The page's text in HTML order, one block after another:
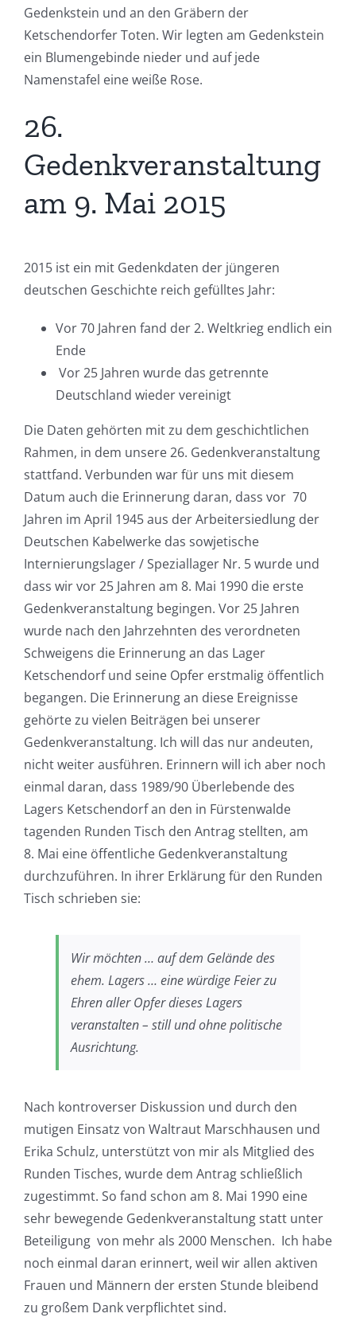
Gedenkstein und an den Gräbern der
Ketschendorfer Toten. Wir legten am Gedenkstein
ein Blumengebinde nieder und auf jede
Namenstafel eine weiße Rose.
26.
Gedenkveranstaltung
am 9. Mai 2015
2015 ist ein mit Gedenkdaten der jüngeren
deutschen Geschichte reich gefülltes Jahr:
Vor 70 Jahren fand der 2. Weltkrieg endlich ein
Ende
Vor 25 Jahren wurde das getrennte
Deutschland wieder vereinigt
Die Daten gehörten mit zu dem geschichtlichen
Rahmen, in dem unsere 26. Gedenkveranstaltung
stattfand. Verbunden war für uns mit diesem
Datum auch die Erinnerung daran, dass vor 70
Jahren im April 1945 aus der Arbeitersiedlung der
Deutschen Kabelwerke das sowjetische
Internierungslager / Speziallager Nr. 5 wurde und
dass wir vor 25 Jahren am 8. Mai 1990 die erste
Gedenkveranstaltung begingen. Vor 25 Jahren
wurde nach den Jahrzehnten des verordneten
Schweigens die Erinnerung an das Lager
Ketschendorf und seine Opfer erstmalig öffentlich
begangen. Die Erinnerung an diese Ereignisse
gehörte zu vielen Beiträgen bei unserer
Gedenkveranstaltung. Ich will das nur andeuten,
nicht weiter ausführen. Erinnern will ich aber noch
einmal daran, dass 1989/90 Überlebende des
Lagers Ketschendorf an den in Fürstenwalde
tagenden Runden Tisch den Antrag stellten, am
8. Mai eine öffentliche Gedenkveranstaltung
durchzuführen. In ihrer Erklärung für den Runden
Tisch schrieben sie:
Wir möchten … auf dem Gelände des
ehem. Lagers … eine würdige Feier zu
Ehren aller Opfer dieses Lagers
veranstalten – still und ohne politische
Ausrichtung.
Nach kontroverser Diskussion und durch den
mutigen Einsatz von Waltraut Marschhausen und
Erika Schulz, unterstützt von mir als Mitglied des
Runden Tisches, wurde dem Antrag schließlich
zugestimmt. So fand schon am 8. Mai 1990 eine
sehr bewegende Gedenkveranstaltung statt unter
Beteiligung von mehr als 2000 Menschen. Ich habe
noch einmal daran erinnert, weil wir allen aktiven
Frauen und Männern der ersten Stunde bleibend
zu großem Dank verpflichtet sind.